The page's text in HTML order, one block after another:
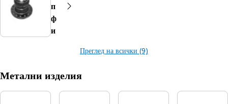
п
ф
и
Преглед на всички (9)
Метални изделия